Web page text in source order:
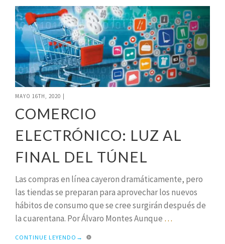
MAYO 16TH, 2020
COMERCIO
ELECTRÓNICO: LUZ AL
FINAL DEL TÚNEL
Las compras en línea cayeron dramáticamente, pero
las tiendas se preparan para aprovechar los nuevos
hábitos de consumo que se cree surgirán después de
la cuarentana. Por Álvaro Montes Aunque …
CONTINUE LEYENDO →